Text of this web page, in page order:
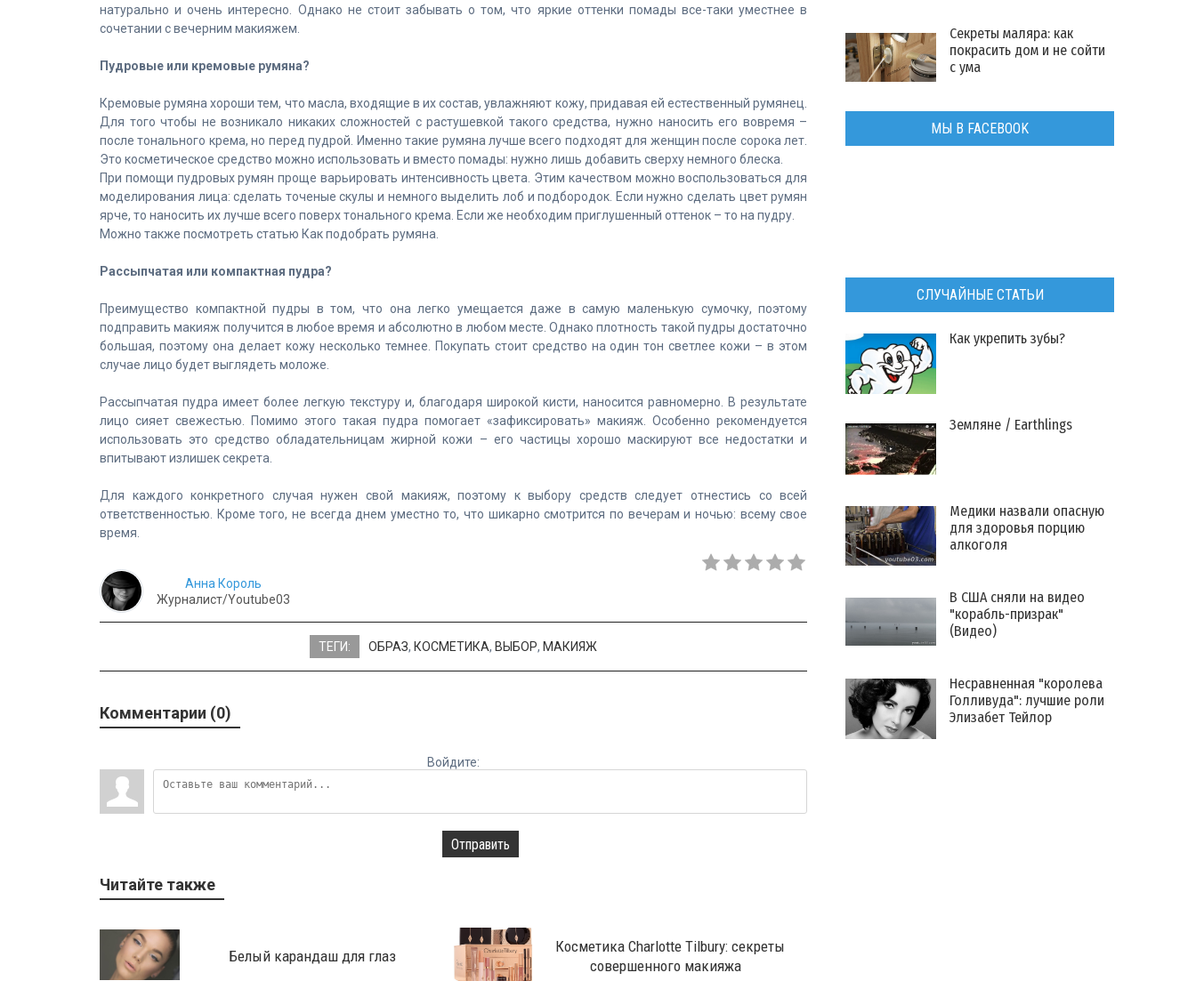
натурально и очень интересно. Однако не стоит забывать о том, что яркие оттенки помады все-таки уместнее в
сочетании с вечерним макияжем.
Пудровые или кремовые румяна?
Кремовые румяна хороши тем, что масла, входящие в их состав, увлажняют кожу, придавая ей естественный румянец.
Для того чтобы не возникало никаких сложностей с растушевкой такого средства, нужно наносить его вовремя –
после тонального крема, но перед пудрой. Именно такие румяна лучше всего подходят для женщин после сорока лет.
Это косметическое средство можно использовать и вместо помады: нужно лишь добавить сверху немного блеска.
При помощи пудровых румян проще варьировать интенсивность цвета. Этим качеством можно воспользоваться для
моделирования лица: сделать точеные скулы и немного выделить лоб и подбородок. Если нужно сделать цвет румян
ярче, то наносить их лучше всего поверх тонального крема. Если же необходим приглушенный оттенок – то на пудру.
Можно также посмотреть статью Как подобрать румяна.
Рассыпчатая или компактная пудра?
Преимущество компактной пудры в том, что она легко умещается даже в самую маленькую сумочку, поэтому
подправить макияж получится в любое время и абсолютно в любом месте. Однако плотность такой пудры достаточно
большая, поэтому она делает кожу несколько темнее. Покупать стоит средство на один тон светлее кожи – в этом
случае лицо будет выглядеть моложе.
Рассыпчатая пудра имеет более легкую текстуру и, благодаря широкой кисти, наносится равномерно. В результате
лицо сияет свежестью. Помимо этого такая пудра помогает «зафиксировать» макияж. Особенно рекомендуется
использовать это средство обладательницам жирной кожи – его частицы хорошо маскируют все недостатки и
впитывают излишек секрета.
Для каждого конкретного случая нужен свой макияж, поэтому к выбору средств следует отнестись со всей
ответственностью. Кроме того, не всегда днем уместно то, что шикарно смотрится по вечерам и ночью: всему свое
время.
Анна Король
Журналист/Youtube03
ТЕГИ: ОБРАЗ, КОСМЕТИКА, ВЫБОР, МАКИЯЖ
Комментарии (0)
Войдите:
Отправить
Читайте также
Белый карандаш для глаз
Косметика Charlotte Tilbury: секреты
совершенного макияжа
Секреты маляра: как
покрасить дом и не сойти
с ума
МЫ В FACEBOOK
СЛУЧАЙНЫЕ СТАТЬИ
Как укрепить зубы?
Земляне / Earthlings
Медики назвали опасную
для здоровья порцию
алкоголя
В США сняли на видео
"корабль-призрак"
(Видео)
Несравненная "королева
Голливуда": лучшие роли
Элизабет Тейлор